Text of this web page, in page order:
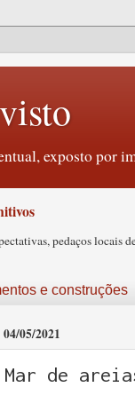
exposto por
pedaços
e construções
04/05/2021
Mar de